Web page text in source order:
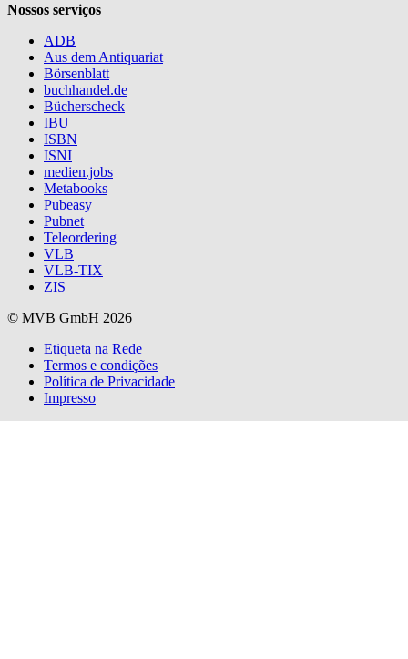
Nossos serviços
ADB
Aus dem Antiquariat
Börsenblatt
buchhandel.de
Bücherscheck
IBU
ISBN
ISNI
medien.jobs
Metabooks
Pubeasy
Pubnet
Teleordering
VLB
VLB-TIX
ZIS
© MVB GmbH 2026
Etiqueta na Rede
Termos e condições
Política de Privacidade
Impresso